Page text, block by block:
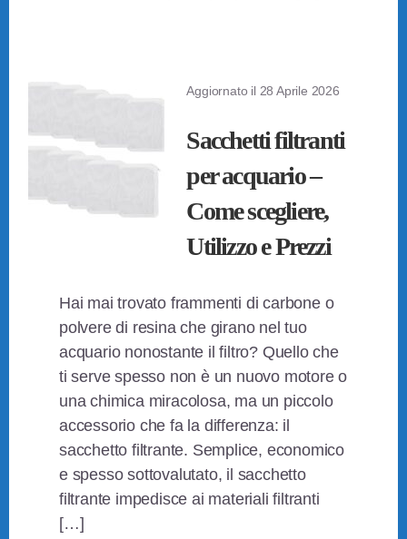
Aggiornato il 28 Aprile 2026
Sacchetti filtranti
per acquario –
Come scegliere,
Utilizzo e Prezzi
Hai mai trovato frammenti di carbone o
polvere di resina che girano nel tuo
acquario nonostante il filtro? Quello che
ti serve spesso non è un nuovo motore o
una chimica miracolosa, ma un piccolo
accessorio che fa la differenza: il
sacchetto filtrante. Semplice, economico
e spesso sottovalutato, il sacchetto
filtrante impedisce ai materiali filtranti
[…]